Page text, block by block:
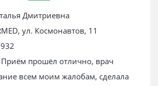
Дмитриевна
ул. Космонавтов, 11
прошёл отлично, врач
всем моим жалобам, сделала